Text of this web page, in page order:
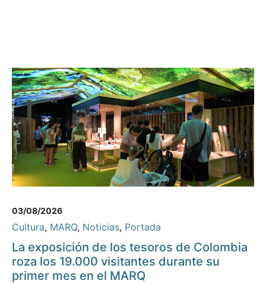
03/08/2026
Cultura, MARQ, Noticias, Portada
La exposición de los tesoros de Colombia
roza los 19.000 visitantes durante su
primer mes en el MARQ